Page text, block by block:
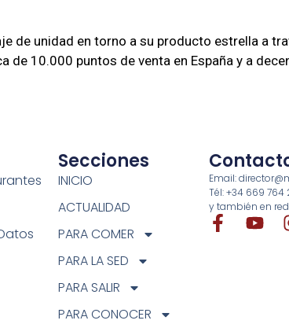
de unidad en torno a su producto estrella a
10.000 puntos de venta en España y a
Secciones
INICIO
ACTUALIDAD
PARA COMER
PARA LA SED
PARA SALIR
PARA CONOCER
Email:
Tél: +34 669 764
y también en